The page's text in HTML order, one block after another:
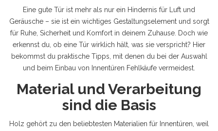
Eine gute Tür ist mehr als nur ein Hindernis für Luft und
Geräusche – sie ist ein wichtiges Gestaltungselement und sorgt
für Ruhe, Sicherheit und Komfort in deinem Zuhause. Doch wie
erkennst du, ob eine Tür wirklich hält, was sie verspricht? Hier
bekommst du praktische Tipps, mit denen du bei der Auswahl
und beim Einbau von Innentüren Fehlkäufe vermeidest.
Material und Verarbeitung
sind die Basis
Holz gehört zu den beliebtesten Materialien für Innentüren, weil